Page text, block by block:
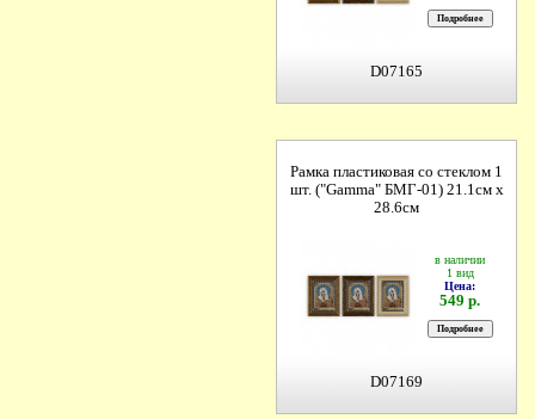
D07165
Рамка пластиковая со стеклом 1
шт. ("Gamma" БМГ-01) 21.1см х
28.6см
в наличии
1 вид
Цена:
549 р.
D07169